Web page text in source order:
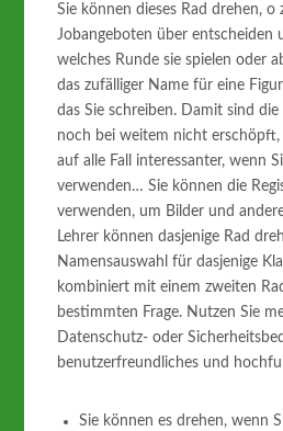
Sie können dieses Rad drehen, o
Jobangeboten über entscheiden
welches Runde sie spielen oder
das zufälliger Name für eine
das Sie schreiben. Damit sind
noch bei weitem nicht erschöpft,
auf alle Fall interessanter, wenn
verwenden… Sie können die
verwenden, um Bilder und
Lehrer können dasjenige Rad
Namensauswahl für dasjenige
kombiniert mit einem zweiten
bestimmten Frage. Nutzen Sie
Datenschutz- oder
benutzerfreundliches und
Sie können es drehen, wenn